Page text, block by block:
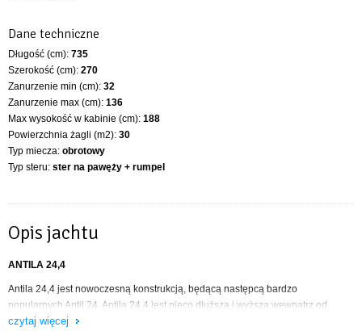
Dane techniczne
Długość (cm): 735
Szerokość (cm): 270
Zanurzenie min (cm): 32
Zanurzenie max (cm): 136
Max wysokość w kabinie (cm): 188
Powierzchnia żagli (m2): 30
Typ miecza: obrotowy
Typ steru: ster na pawęży + rumpel
Opis jachtu
ANTILA 24,4
Antila 24,4 jest nowoczesną konstrukcją, będącą następcą bardzo
popularnych Antil 24. Antila 24,4 jest nieco dłuższa i wyższa wewnątrz od
swojej poprzedniczki, co przekłada się na więcej miejsca w środku. Mimo
czytaj więcej